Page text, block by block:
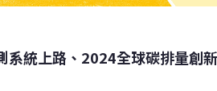
系統上路、2024全球碳排量創